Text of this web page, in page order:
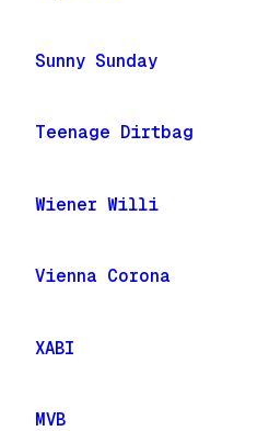
Sunny Sunday
Teenage Dirtbag
Wiener Willi
Vienna Corona
XABI
MVB